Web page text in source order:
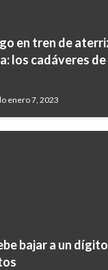
en tren de
los cadáveres
enero 7, 2023
bajar a un
del